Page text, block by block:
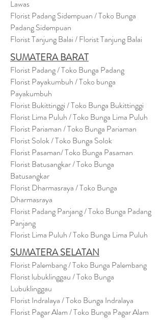
Lawas
Florist Padang Sidempuan / Toko Bunga
Padang Sidempuan
Florist Tanjung Balai / Florist Tanjung Balai
SUMATERA BARAT
Florist Padang / Toko Bunga Padang
Florist Payakumbuh / Toko bunga
Payakumbuh
Florist Bukittinggi / Toko Bunga Bukittinggi
Florist Lima Puluh / Toko Bunga Lima Puluh
Florist Pariaman / Toko Bunga Pariaman
Florist Solok / Toko Bunga Solok
Florist Pasaman/ Toko Bunga Pasaman
Florist Batusangkar / Toko Bunga
Batusangkar
Florist Dharmasraya / Toko Bunga
Dharmasraya
Florist Padang Panjang / Toko Bunga Padang
Panjang
Florist Lima Puluh / Toko Bunga Lima Puluh
SUMATERA SELATAN
Florist Palembang / Toko Bunga Palembang
Florist lubuklinggau / Toko Bunga
Lubuklinggau
Florist Indralaya / Toko Bunga Indralaya
Florist Pagar Alam / Toko Bunga Pagar Alam